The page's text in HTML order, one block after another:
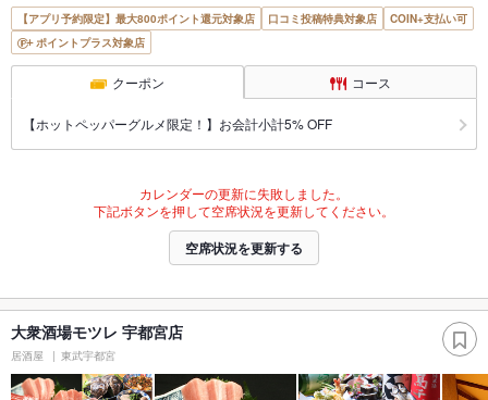
【アプリ予約限定】最大800ポイント還元対象店 口コミ投稿特典対象店
COIN+支払い可
ポイントプラス対象店
クーポン コース
【ホットペッパーグルメ限定！】お会計小計5% OFF
カレンダーの更新に失敗しました。
下記ボタンを押して空席状況を更新してください。
空席状況を更新する
大衆酒場モツレ 宇都宮店
居酒屋 東武宇都宮